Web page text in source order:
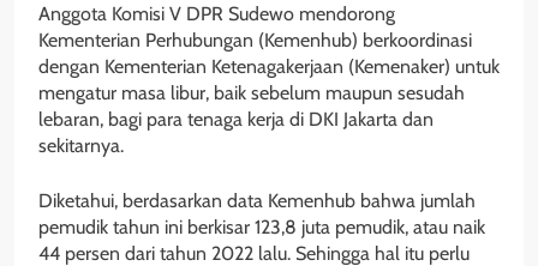
Anggota Komisi V DPR Sudewo mendorong
Kementerian Perhubungan (Kemenhub) berkoordinasi
dengan Kementerian Ketenagakerjaan (Kemenaker) untuk
mengatur masa libur, baik sebelum maupun sesudah
lebaran, bagi para tenaga kerja di DKI Jakarta dan
sekitarnya.
Diketahui, berdasarkan data Kemenhub bahwa jumlah
pemudik tahun ini berkisar 123,8 juta pemudik, atau naik
44 persen dari tahun 2022 lalu. Sehingga hal itu perlu